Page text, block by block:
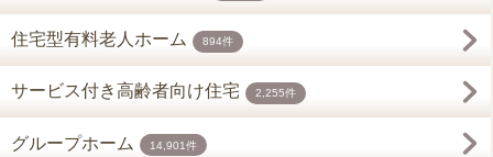
住宅型有料老人ホーム 894件
サービス付き高齢者向け住宅 2,255件
グループホーム 14,901件